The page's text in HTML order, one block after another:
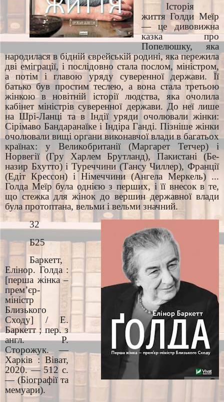
Історія
життя Голди Меїр
— це дивовижна
казка про
Попелюшку, яка
народилася в бідній єврейській родині, яка пережила
дві еміграції, і послідовно стала послом, міністром,
а потім і главою уряду суверенної держави. Її
батько був простим теслею, а вона стала третьою
жінкою в новітній історії людства, яка очолила
кабінет міністрів суверенної держави. До неї лише
на Шрі-Ланці та в Індії уряди очолювали жінки:
Сірімаво Бандаранаїке і Індіра Ганді. Пізніше жінки
очолювали вищі органи виконавчої влади в багатьох
країнах: у Великобританії (Маргарет Тетчер) і
Норвегії (Гру Харлем Брутланд), Пакистані (Бе-
назир Бхутто) і Туреччини (Тансу Чиллер), Франції
(Едіт Крессон) і Німеччини (Ангела Меркель) ...
Голда Меїр була однією з перших, і її внесок в те,
що стежка для жінок до вершин державної влади
була протоптана, вельми і вельми значний.
32
Б25
Баркетт,
Елінор. Голда :
[перша жінка –
прем’єр-
міністр
Близького
Сходу] / Е.
Баркетт ; пер. з
англ. Р.
Сторожук. —
Харків : Віват,
2020. — 512 с.
— (Біографії та
мемуари).